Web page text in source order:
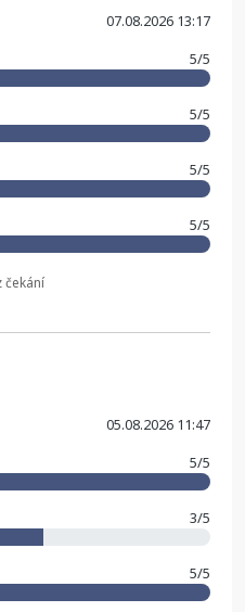
07.08.2026 13:17
5/5
5/5
5/5
5/5
čekání
05.08.2026 11:47
5/5
3/5
5/5